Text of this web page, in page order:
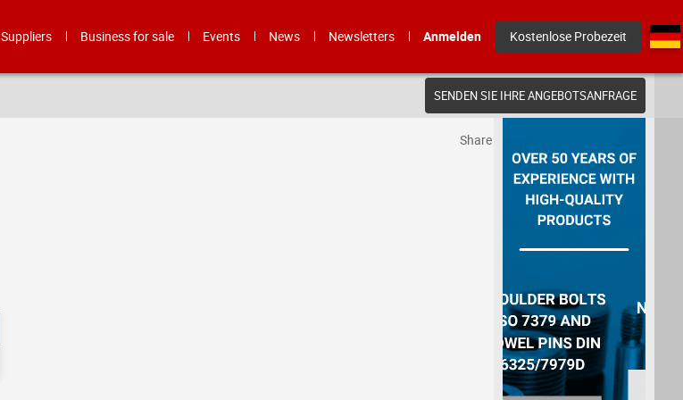
Suppliers Business for sale Events News Newsletters Anmelden Kostenlose Probezeit
SENDEN SIE IHRE ANGEBOTSANFRAGE
Share